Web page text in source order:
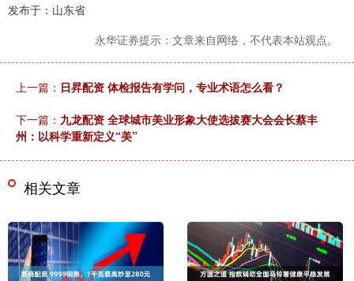
发布于：山东省
永华证券提示：文章来自网络，不代表本站观点。
上一篇： 日昇配资 体检报告有学问，专业术语怎么看？
下一篇： 九龙配资 全球城市美业形象大使选拔赛大会会长蔡丰
州：以科学重新定义“美”
相关文章